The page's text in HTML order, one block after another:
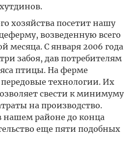
хозяйства посетит нашу
возведенную всего
месяца. С января 2006 года
забоя, дав потребителям
птицы. На ферме
технологии. Их
свести к минимуму
на производство.
нашем районе до конца
еще пяти подобных